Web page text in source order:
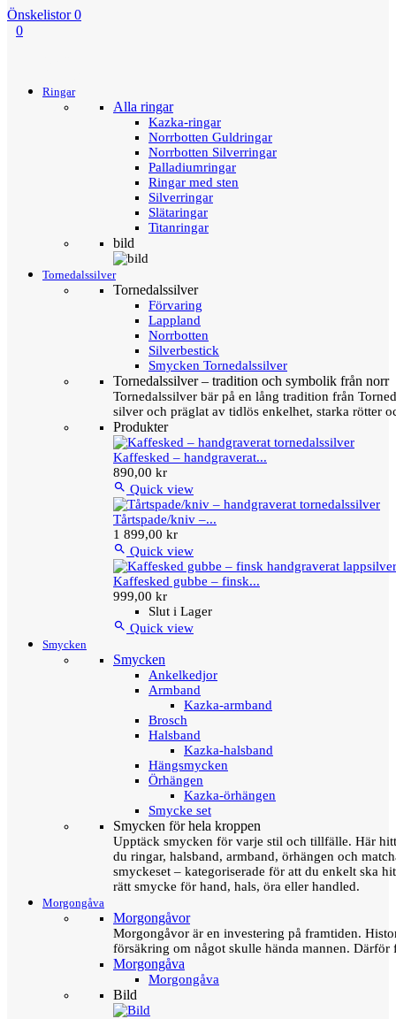
Önskelistor 0
0
Ringar
Alla ringar
Kazka-ringar
Norrbotten Guldringar
Norrbotten Silverringar
Palladiumringar
Ringar med sten
Silverringar
Slätaringar
Titanringar
bild
Tornedalssilver
Tornedalssilver
Förvaring
Lappland
Norrbotten
Silverbestick
Smycken Tornedalssilver
Tornedalssilver – tradition och symbolik från norr
Tornedalssilver bär på en lång tradition från
silver och präglat av tidlös enkelhet, starka rötter
Produkter
Kaffesked – handgraverat...
890,00 kr
 Quick view
Tårtspade/kniv –...
1 899,00 kr
 Quick view
Kaffesked gubbe – finsk...
999,00 kr
Slut i Lager
 Quick view
Smycken
Smycken
Ankelkedjor
Armband
Kazka-armband
Brosch
Halsband
Kazka-halsband
Hängsmycken
Örhängen
Kazka-örhängen
Smycke set
Smycken för hela kroppen
Upptäck smycken för varje stil och tillfälle. Här
du ringar, halsband, armband, örhängen och
smyckeset – kategoriserade för att du enkelt ska
rätt smycke för hand, hals, öra eller handled.
Morgongåva
Morgongåvor
Morgongåvor är en investering på framtiden.
försäkring om något skulle hända mannen.
Morgongåva
Morgongåva
Bild